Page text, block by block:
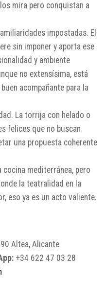
mira pero conquistan a
impostadas. El
sin imponer y aporta ese
y ambiente
no extensísima, está
acompañante para la
La torrija con helado o
felices que no buscan
una propuesta coherente
cocina mediterránea, pero
la teatralidad en la
eso ya es un acto valiente.
Altea, Alicante
+34 622 47 03 28